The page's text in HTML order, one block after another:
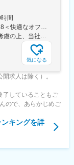
間
★転勤なし＜本社＞東京都世田谷区成城7-8-18＜快適なオフィスも魅力！＞別荘みたいで解放感もあり、居心地抜群のオフィスです！※屋内全面禁煙
月給27万円～35万円※年齢や経験、能力等を考慮の上、当社規定により決定・優遇いたします。※残業代は別途全額支給。
気になる
求人は除く）。
了していることもご
ので、あらかじめご
キングを詳